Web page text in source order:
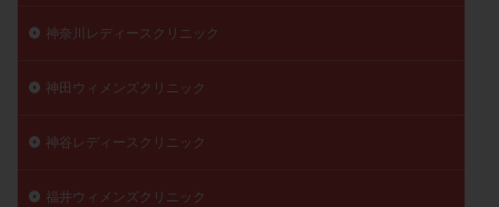
神奈川レディースクリニック
神田ウィメンズクリニック
神谷レディースクリニック
福井ウィメンズクリニック